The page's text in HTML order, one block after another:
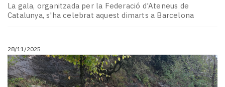
La gala, organitzada per la Federació d'Ateneus de
Catalunya, s'ha celebrat aquest dimarts a Barcelona
28/11/2025